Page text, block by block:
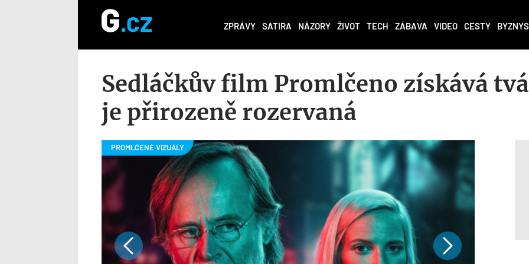
ZPRÁVY SATIRA NÁZORY ŽIVOT TECH ZÁBAVA VIDEO CESTY BYZNYS
Sedláčkův film Promlčeno získává
je přirozeně rozervaná